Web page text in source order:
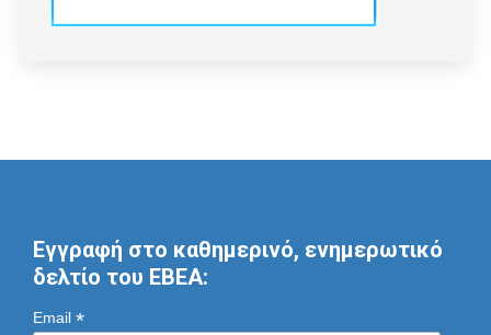
Εγγραφή στο καθημερινό, ενημερωτικό
δελτίο του ΕΒΕΑ:
Email *